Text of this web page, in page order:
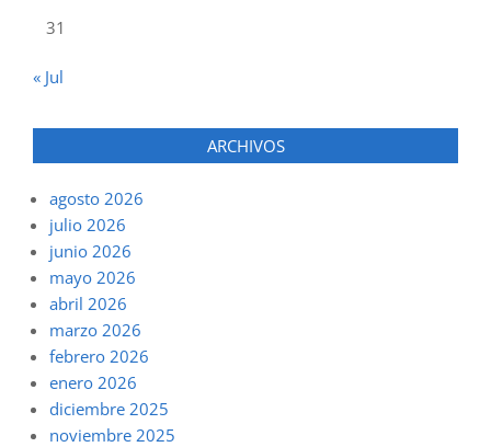
31
« Jul
ARCHIVOS
agosto 2026
julio 2026
junio 2026
mayo 2026
abril 2026
marzo 2026
febrero 2026
enero 2026
diciembre 2025
noviembre 2025